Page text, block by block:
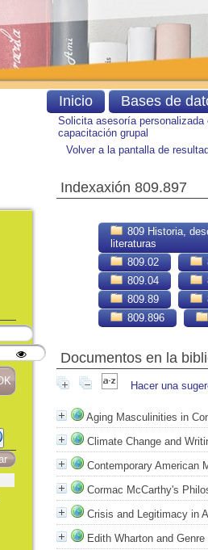
Solicita asesoría personalizada
capacitación grupal
Volver a la pantalla de
Indexaxión 809.897
809 Historia,
literaturas
809.02
809.04
809.89
809.896
Documentos en la
Hacer una
Aging Masculinities in
Climate Change and
Contemporary American
Cormac McCarthy's
Crisis and Legitimacy in
Edith Wharton and Genre
Inicio Bases de